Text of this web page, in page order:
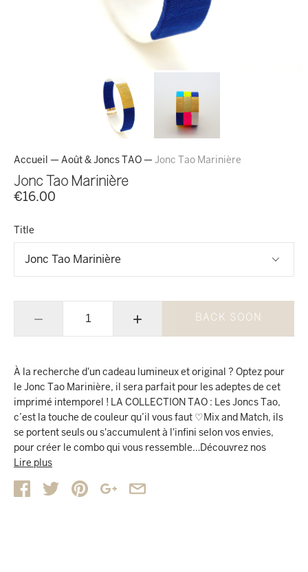
Accueil — Août & Joncs TAO — Jonc Tao Marinière
Jonc Tao Marinière
€16.00
Title
− + BACK SOON
À la recherche d'un cadeau lumineux et original ? Optez pour
le Jonc Tao Marinière, il sera parfait pour les adeptes de cet
imprimé intemporel ! LA COLLECTION TAO : Les Joncs Tao,
c’est la touche de couleur qu’il vous faut ♡Mix and Match, ils
se portent seuls ou s'accumulent à l'infini selon vos envies,
pour créer le combo qui vous ressemble…Découvrez nos
suggestions de combo et amusez-vous à créer votre mix en
choisissant vos joncs à porter en duo, trio ou quatuor !
INSPIRATION MARINIÈRE : Adoptez le jonc Marinière et mixez
Lire plus